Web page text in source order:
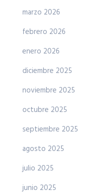
marzo 2026
febrero 2026
enero 2026
diciembre 2025
noviembre 2025
octubre 2025
septiembre 2025
agosto 2025
julio 2025
junio 2025